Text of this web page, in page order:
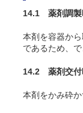
14.1 薬剤調製
本剤を容器か
であるため、
14.2 薬剤交付
本剤をかみ砕か